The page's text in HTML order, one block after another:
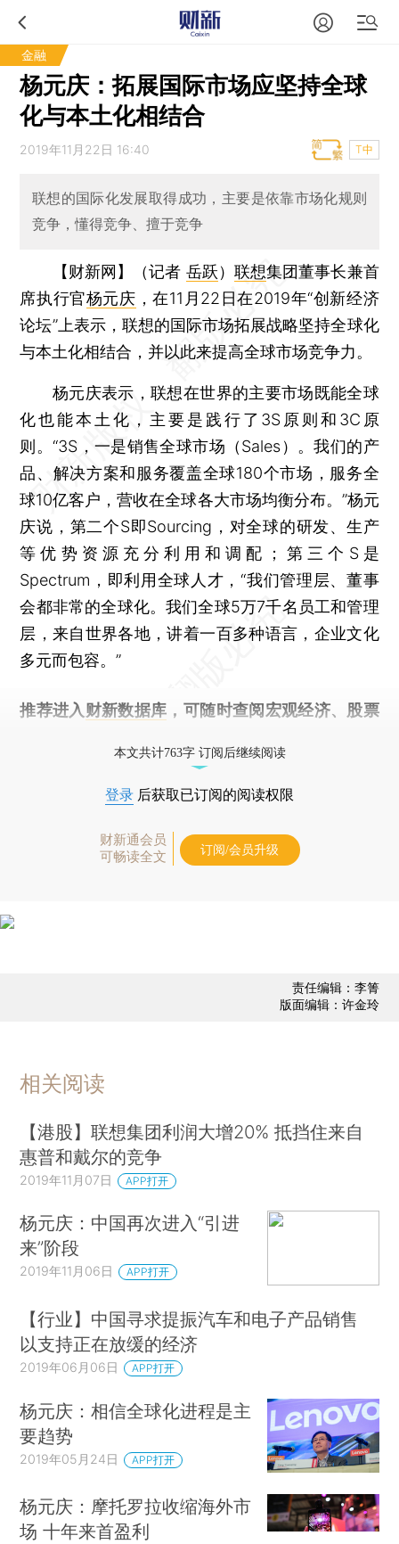
金融
杨元庆：拓展国际市场应坚持全球
化与本土化相结合
2019年11月22日 16:40 T中
联想的国际化发展取得成功，主要是依靠市场化规则
竞争，懂得竞争、擅于竞争
【财新网】（记者 岳跃） 联想集团董事长兼首
席执行官杨元庆 ，在11月22日在2019年“创新经济
论坛”上表示，联想的国际市场拓展战略坚持全球化
与本土化相结合，并以此来提高全球市场竞争力。
杨元庆表示，联想在世界的主要市场既能全球
化也能本土化，主要是践行了3S原则和3C原
则。“3S，一是销售全球市场（Sales）。我们的产
品、解决方案和服务覆盖全球180个市场，服务全
球10亿客户，营收在全球各大市场均衡分布。”杨元
庆说，第二个S即Sourcing，对全球的研发、生产
等优势资源充分利用和调配；第三个S是
Spectrum，即利用全球人才，“我们管理层、董事
会都非常的全球化。我们全球5万7千名员工和管理
层，来自世界各地，讲着一百多种语言，企业文化
多元而包容。”
推荐进入 财新数据库 ，可随时查阅宏观经济、股票
本文共计763字 订阅后继续阅读
登录 后获取已订阅的阅读权限
财新通会员
可畅读全文
订阅/会员升级
责任编辑：李箐
版面编辑：许金玲
相关阅读
【港股】联想集团利润大增20% 抵挡住来自
惠普和戴尔的竞争
2019年11月07日 APP打开
杨元庆：中国再次进入“引进
来”阶段
2019年11月06日 APP打开
【行业】中国寻求提振汽车和电子产品销售
以支持正在放缓的经济
2019年06月06日 APP打开
杨元庆：相信全球化进程是主
要趋势
2019年05月24日 APP打开
杨元庆：摩托罗拉收缩海外市
场 十年来首盈利